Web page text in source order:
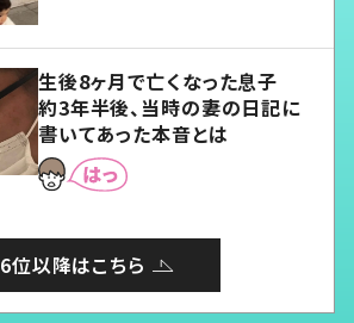
生後8ヶ月で亡くなった息子
約3年半後、当時の妻の日記に
書いてあった本音とは
6位以降はこちら